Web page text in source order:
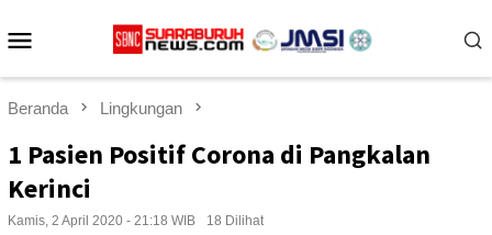
ke
Beranda Lingkungan
1 Pasien Positif Corona di Pangkalan
Kerinci
Kamis, 2 April 2020 - 21:18 WIB 18 Dilihat